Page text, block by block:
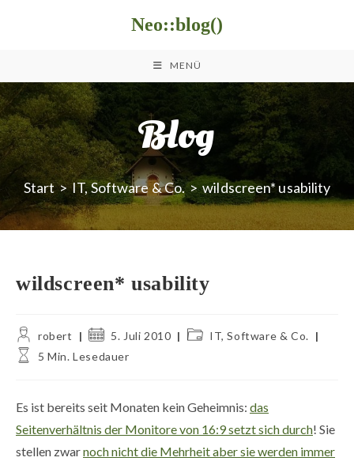
Neo::blog()
MENÜ
Blog
Start > IT, Software & Co. > wildscreen* usability
wildscreen* usability
Beitrags-
Autor:
robert
Beitrag5. Juli 2010
Beitrags-
IT, Software & Co.
Lesedauer:
5 Min. Lesedauer
Es ist bereits seit Monaten kein Geheimnis: das
Seitenverhältnis der Monitore von 16:9 setzt sich durch! Sie
stellen zwarnoch nicht die Mehrheit aber sie werden immer